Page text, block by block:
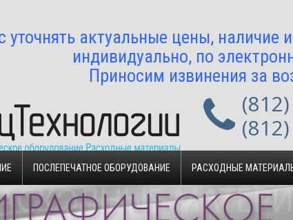
уточнять актуальные цены, наличие
индивидуально, по
Приносим извинения за
ПОСЛЕПЕЧАТНОЕ ОБОРУДОВАНИЕ РАСХОДНЫЕ